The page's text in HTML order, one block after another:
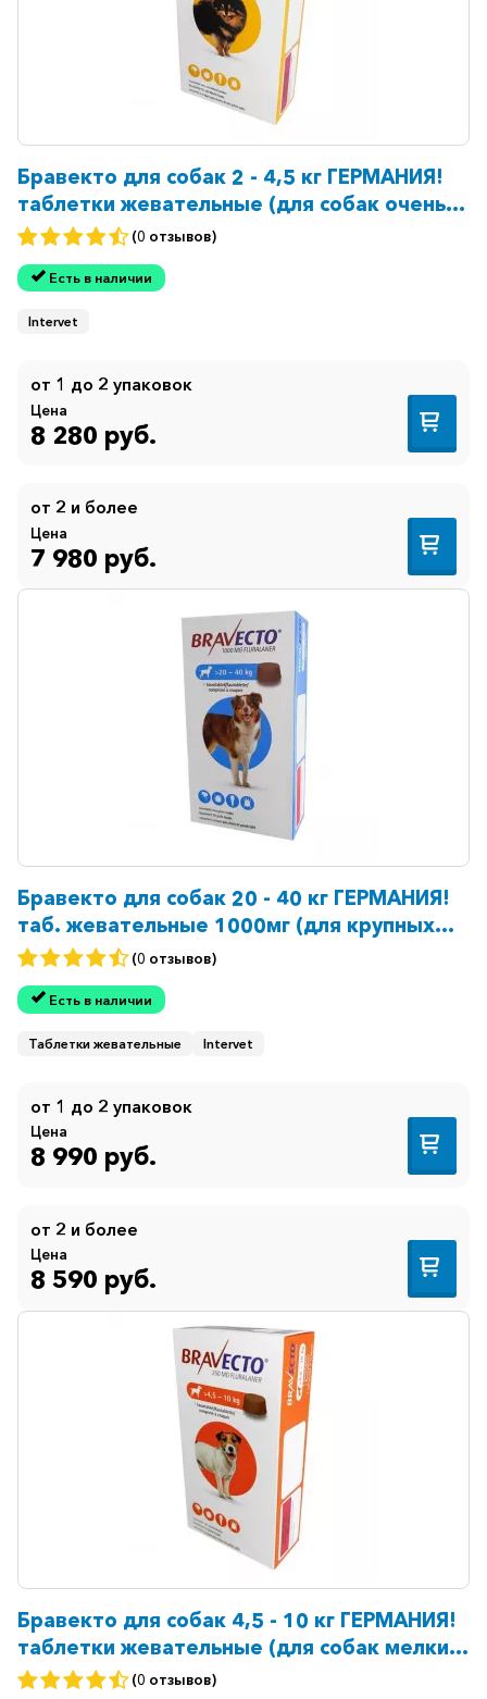
Бравекто для собак 2 - 4,5 кг ГЕРМАНИЯ!
таблетки жевательные (для собак очень
мелких пород) 112,5мг №1
(0 отзывов)
Есть в наличии
Intervet
от 1 до 2 упаковок
Цена
8 280 руб.
от 2 и более
Цена
7 980 руб.
Бравекто для собак 20 - 40 кг ГЕРМАНИЯ!
таб. жевательные 1000мг (для крупных
пород) №1(0 отзывов)
Есть в наличии
Таблетки жевательные Intervet
от 1 до 2 упаковок
Цена
8 990 руб.
от 2 и более
Цена
8 590 руб.
Бравекто для собак 4,5 - 10 кг ГЕРМАНИЯ!
таблетки жевательные (для собак мелких
пород) 250мг №1
(0 отзывов)